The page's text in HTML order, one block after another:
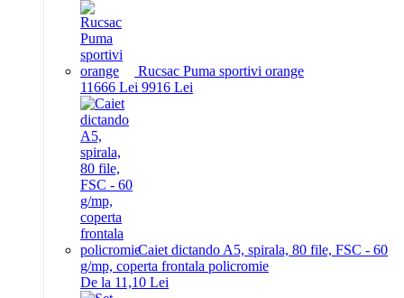
Rucsac Puma sportivi orange
11666 Lei 9916 Lei
Caiet dictando A5, spirala, 80 file, FSC - 60
g/mp, coperta frontala policromie
De la 11,10 Lei